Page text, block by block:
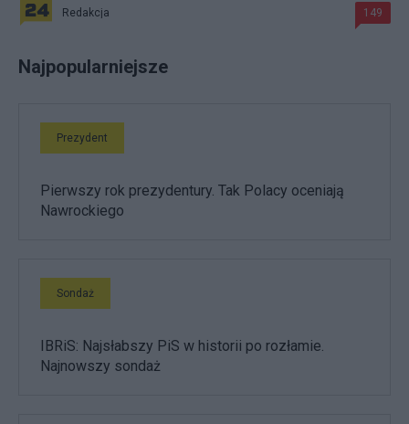
Redakcja 149
Najpopularniejsze
Prezydent
Pierwszy rok prezydentury. Tak Polacy oceniają
Nawrockiego
Sondaż
IBRiS: Najsłabszy PiS w historii po rozłamie.
Najnowszy sondaż